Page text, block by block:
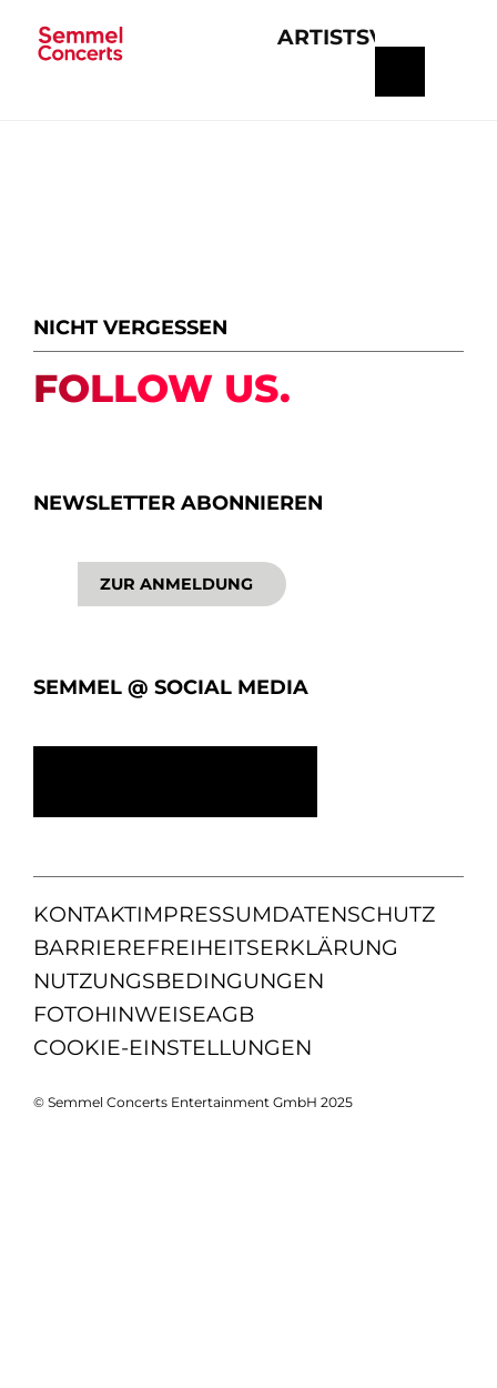
ARTISTS
NICHT VERGESSEN
FOLLOW US.
NEWSLETTER ABONNIEREN
ZUR ANMELDUNG
SEMMEL @ SOCIAL MEDIA
KONTAKTIMPRESSUMDATENSCHUTZ
BARRIEREFREIHEITSERKLÄRUNG
NUTZUNGSBEDINGUNGEN
FOTOHINWEISEAGB
COOKIE-EINSTELLUNGEN
© Semmel Concerts Entertainment GmbH 2025